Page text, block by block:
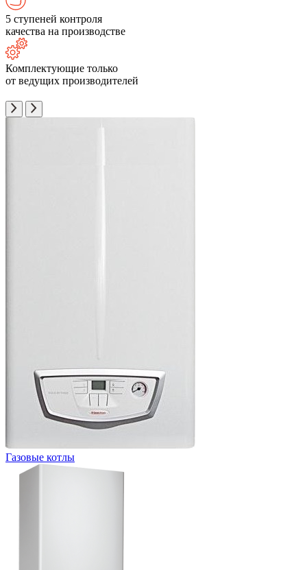
5 ступеней контроля
качества на производстве
Комплектующие только
от ведущих производителей
Газовые котлы